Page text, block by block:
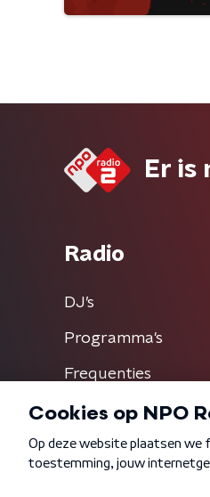
Er is
Radio
DJ’s
Programma's
Frequenties
Algemene